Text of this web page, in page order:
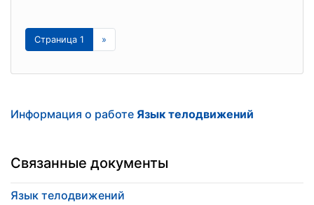
Страница 1 »
Информация о работе Язык телодвижений
Связанные документы
Язык телодвижений